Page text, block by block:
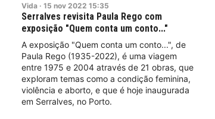
Vida · 15 nov 2022 15:35
Serralves revisita Paula Rego com
exposição "Quem conta um conto..."
A exposição "Quem conta um conto...", de
Paula Rego (1935-2022), é uma viagem
entre 1975 e 2004 através de 21 obras, que
exploram temas como a condição feminina,
violência e aborto, e que é hoje inaugurada
em Serralves, no Porto.